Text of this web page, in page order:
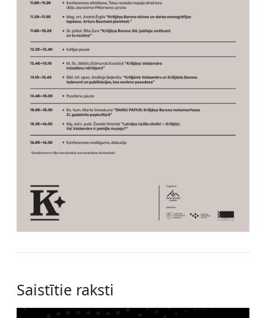
Saistītie raksti